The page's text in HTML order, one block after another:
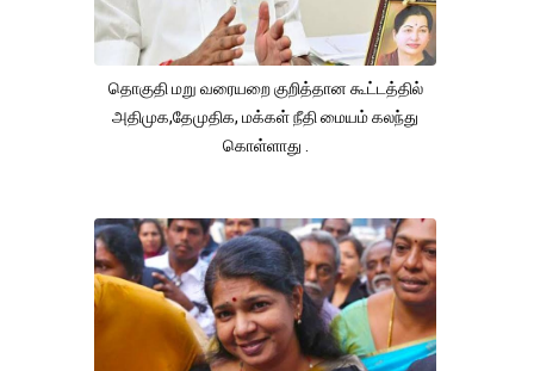
தொகுதி மறு வரையறை குறித்தான கூட்டத்தில்
அதிமுக,தேமுதிக, மக்கள் நீதி மையம் கலந்து
கொள்ளாது .